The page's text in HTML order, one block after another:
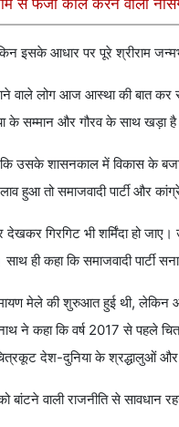
से फर्जी कॉल करने वाला
इसके आधार पर पूरे श्रीराम
वाले लोग आज आस्था की बात कर
के सम्मान और गौरव के साथ खड़ा
कि उसके शासनकाल में विकास के
हुआ तो समाजवादी पार्टी और
गिरगिट भी शर्मिंदा हो
कहा कि समाजवादी पार्टी
मेले की शुरुआत हुई थी,
ने कहा कि वर्ष 2017 से
देश-दुनिया के श्रद्धालुओं और
बांटने वाली राजनीति से